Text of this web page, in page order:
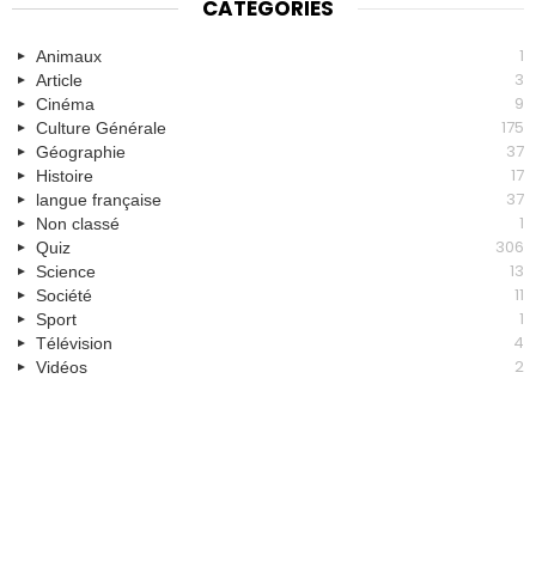
CATÉGORIES
Animaux 1
Article 3
Cinéma 9
Culture Générale 175
Géographie 37
Histoire 17
langue française 37
Non classé 1
Quiz 306
Science 13
Société 11
Sport 1
Télévision 4
Vidéos 2